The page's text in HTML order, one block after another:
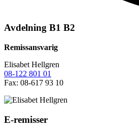
Avdelning B1 B2
Remissansvarig
Elisabet Hellgren
08-122 801 01
Fax: 08-617 93 10
E-remisser